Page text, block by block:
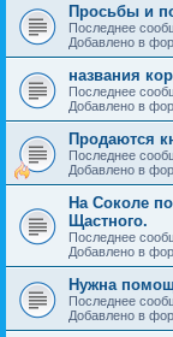
Просьбы и
Последнее
Добавлено в
названия
Последнее
Добавлено в
Продаются
Последнее
Добавлено в
На Соколе
Щастного.
Последнее
Добавлено в
Нужна
Последнее
Добавлено в